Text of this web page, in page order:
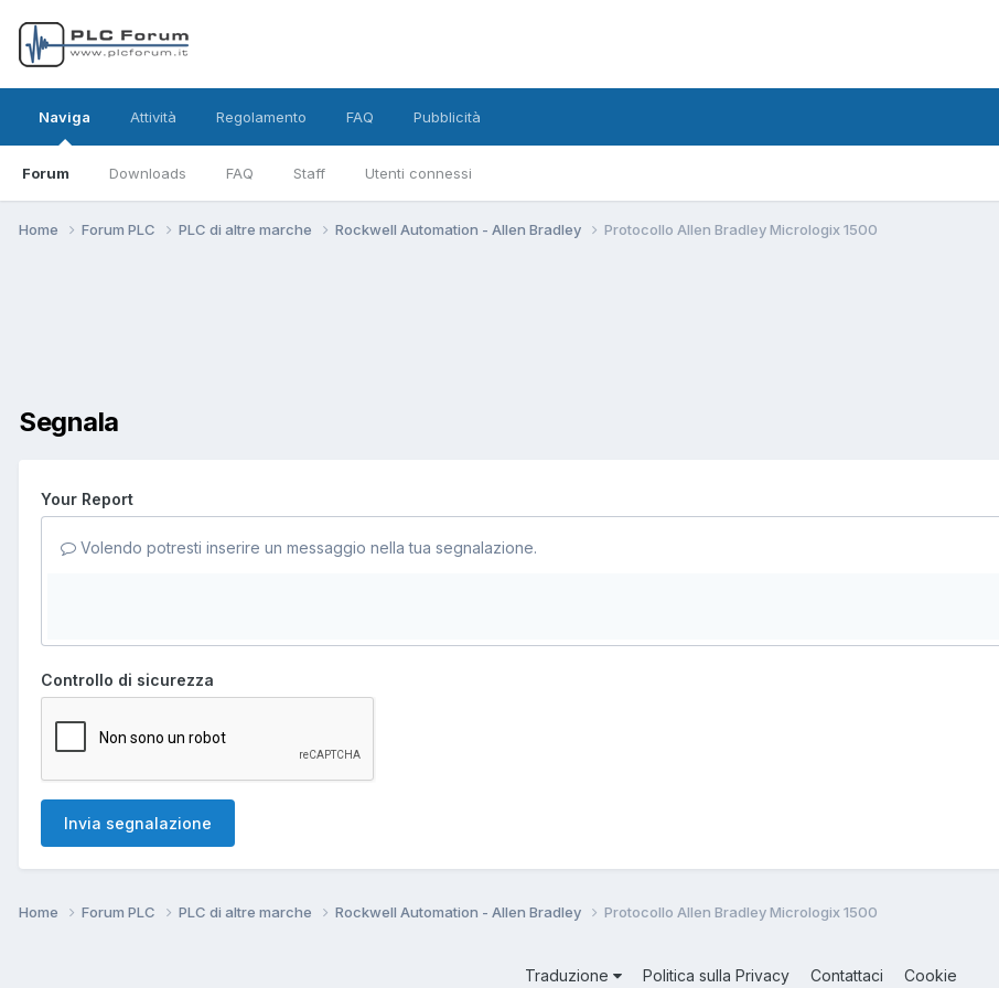
Naviga
Forum Downloads FAQ Staff Utenti connessi
Attività Regolamento FAQ Pubblicità
Home Forum PLC PLC di altre marche Rockwell Automation - Allen Bradley Protocollo Allen Bradley Micrologix 1500
Segnala
Your Report
Volendo potresti inserire un messaggio nella tua segnalazione.
Controllo di sicurezza
Invia segnalazione
Home Forum PLC PLC di altre marche Rockwell Automation - Allen Bradley Protocollo Allen Bradley Micrologix 1500
Traduzione Politica sulla Privacy Contattaci Cookie